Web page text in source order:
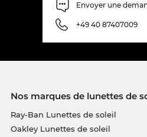
Envoyer une
+49 40 87407009
Nos marques de lunettes de
Ray-Ban Lunettes de soleil
Oakley Lunettes de soleil